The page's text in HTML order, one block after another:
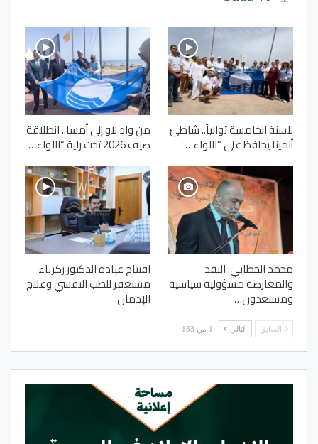
للسنة الخامسة توالياً.. شاطئ
ألمينا يحافظ على “اللواء…
من واد لاو إلى أمسا.. انطلاقة
صيف 2026 تحت راية “اللواء…
محمد الخطابي: النقد
والمعارضة مسؤولية سياسية
ومستعدون…
افتتاح عيادة الدكتور زكرياء
مستغفر للطب النفسي وعلاج
الإدمان
السابق التالي 1 من 133